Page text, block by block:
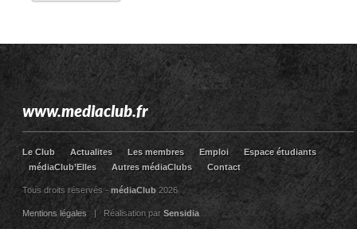
www.mediaclub.fr
Le Club Actualites Les membres Emploi
Espace étudiants
médiaClub’Elles
Autres médiaClubs Contact
Tous droits réservés -médiaClub 2026
Mentions légales| Réalisation parSensidia